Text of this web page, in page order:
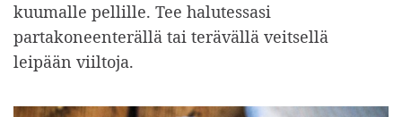
kuumalle pellille. Tee halutessasi
partakoneenterällä tai terävällä veitsellä
leipään viiltoja.